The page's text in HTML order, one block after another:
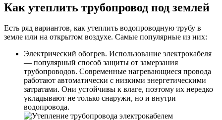
Как утеплить трубопровод под землей
Есть ряд вариантов, как утеплить водопроводную трубу в
земле или на открытом воздухе. Самые популярные из них:
Электрический обогрев. Использование электрокабеля
— популярный способ защиты от замерзания
трубопроводов. Современные нагревающиеся провода
работают автоматически с низкими энергетическими
затратами. Они устойчивы к влаге, поэтому их нередко
укладывают не только снаружи, но и внутри
водопровода.